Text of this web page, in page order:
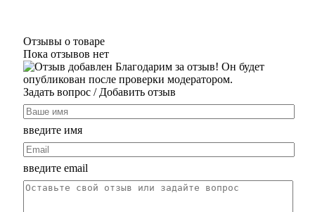
Отзывы о товаре
Пока отзывов нет
Благодарим за отзыв! Он будет
опубликован после проверки модератором.
Задать вопрос/ Добавить отзыв
введите имя
введите email